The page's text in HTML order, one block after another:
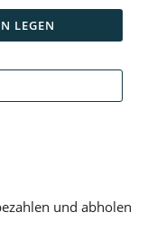
LEGEN
und abholen